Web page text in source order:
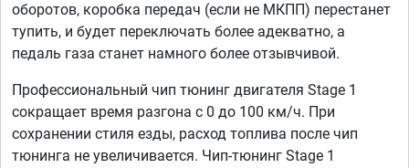
оборотов, коробка передач (если не МКПП) перестанет
тупить, и будет переключать более адекватно, а
педаль газа станет намного более отзывчивой.
Профессиональный чип тюнинг двигателя Stage 1
сокращает время разгона с 0 до 100 км/ч. При
сохранении стиля езды, расход топлива после чип
тюнинга не увеличивается. Чип-тюнинг Stage 1